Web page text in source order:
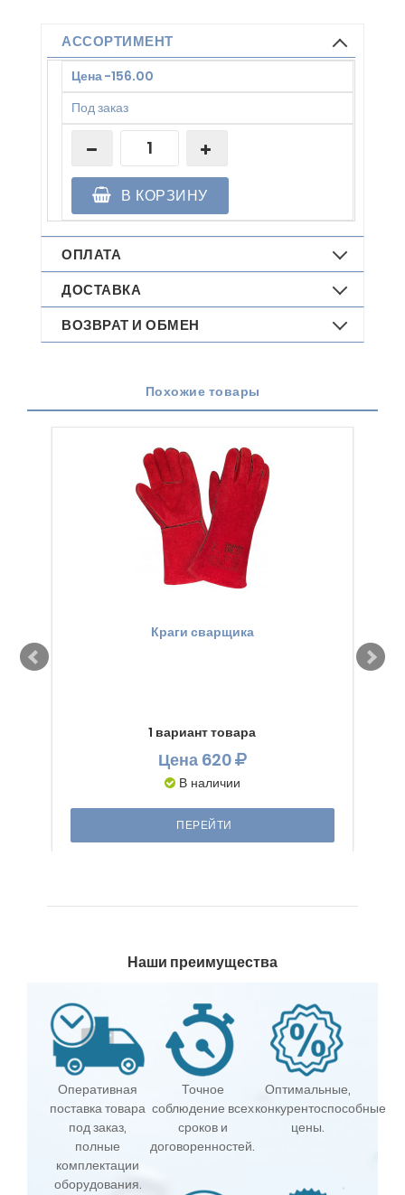
АССОРТИМЕНТ
Цена-156.00
Под заказ
В КОРЗИНУ
ОПЛАТА
ДОСТАВКА
ВОЗВРАТ И ОБМЕН
Похожие товары
Краги сварщика
1 вариант товара
Цена620
В наличии
ПЕРЕЙТИ
Наши преимущества
Оперативная
поставка товара
под заказ,
полные
комплектации
оборудования.
Точное
соблюдение всех
сроков и
договоренностей.
Оптимальные,
конкурентоспособные
цены.